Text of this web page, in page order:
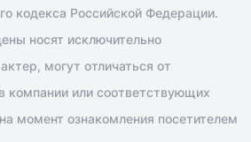
кодекса Российской Федерации.
носят исключительно
могут отличаться от
компании или соответствующих
момент ознакомления посетителем